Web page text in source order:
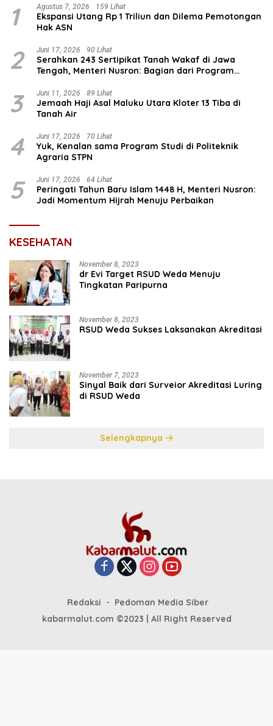
1 Agustus 7, 2026 159 Lihat
Ekspansi Utang Rp 1 Triliun dan Dilema Pemotongan
Hak ASN
2 Juni 17, 2026 90 Lihat
Serahkan 243 Sertipikat Tanah Wakaf di Jawa
Tengah, Menteri Nusron: Bagian dari Program
Umat
3 Juni 11, 2026 89 Lihat
Jemaah Haji Asal Maluku Utara Kloter 13 Tiba di
Tanah Air
4 Juni 17, 2026 70 Lihat
Yuk, Kenalan sama Program Studi di Politeknik
Agraria STPN
5 Juni 17, 2026 64 Lihat
Peringati Tahun Baru Islam 1448 H, Menteri Nusron:
Jadi Momentum Hijrah Menuju Perbaikan
KESEHATAN
November 8, 2023
dr Evi Target RSUD Weda Menuju
Tingkatan Paripurna
November 8, 2023
RSUD Weda Sukses Laksanakan Akreditasi
November 7, 2023
Sinyal Baik dari Surveior Akreditasi Luring
di RSUD Weda
Selengkapnya
Redaksi
Pedoman Media Siber
kabarmalut.com ©2023 | All Right Reserved